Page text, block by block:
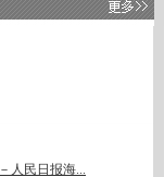
人民日报海...